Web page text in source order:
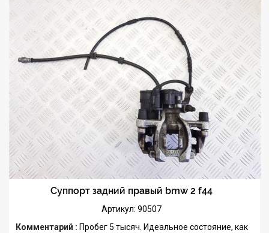
Суппорт задний правый bmw 2 f44
Артикул: 90507
Комментарий : Пробег 5 тысяч. Идеальное состояние, как